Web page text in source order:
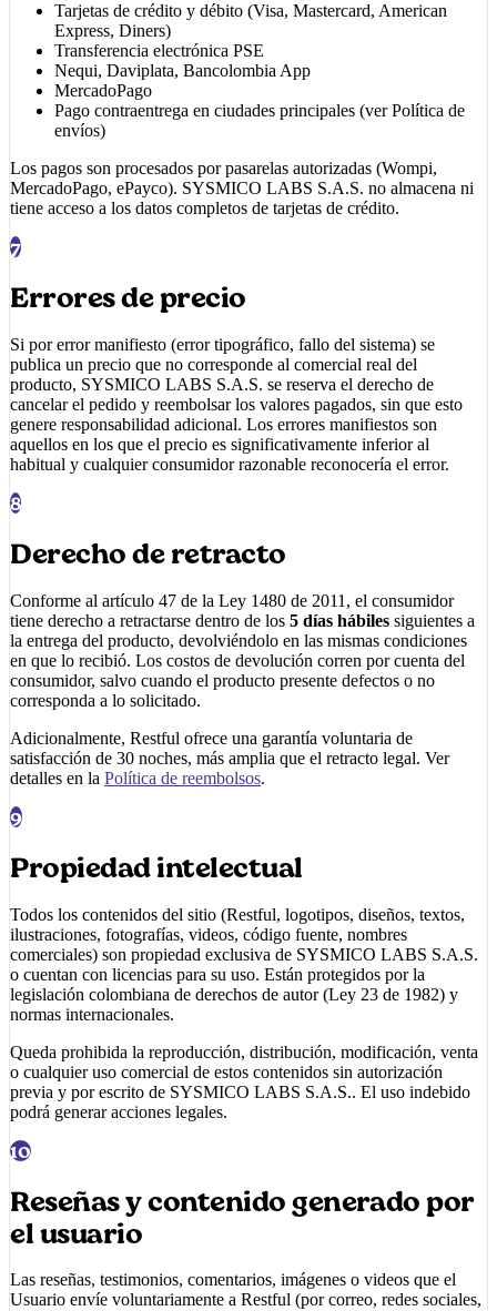
Tarjetas de crédito y débito (Visa, Mastercard, American
Express, Diners)
Transferencia electrónica PSE
Nequi, Daviplata, Bancolombia App
MercadoPago
Pago contraentrega en ciudades principales (ver Política de
envíos)
Los pagos son procesados por pasarelas autorizadas (Wompi,
MercadoPago, ePayco). SYSMICO LABS S.A.S. no almacena ni
tiene acceso a los datos completos de tarjetas de crédito.
7
Errores de precio
Si por error manifiesto (error tipográfico, fallo del sistema) se
publica un precio que no corresponde al comercial real del
producto, SYSMICO LABS S.A.S. se reserva el derecho de
cancelar el pedido y reembolsar los valores pagados, sin que esto
genere responsabilidad adicional. Los errores manifiestos son
aquellos en los que el precio es significativamente inferior al
habitual y cualquier consumidor razonable reconocería el error.
8
Derecho de retracto
Conforme al artículo 47 de la Ley 1480 de 2011, el consumidor
tiene derecho a retractarse dentro de los 5 días hábiles siguientes a
la entrega del producto, devolviéndolo en las mismas condiciones
en que lo recibió. Los costos de devolución corren por cuenta del
consumidor, salvo cuando el producto presente defectos o no
corresponda a lo solicitado.
Adicionalmente, Restful ofrece una garantía voluntaria de
satisfacción de 30 noches, más amplia que el retracto legal. Ver
detalles en la Política de reembolsos.
9
Propiedad intelectual
Todos los contenidos del sitio (Restful, logotipos, diseños, textos,
ilustraciones, fotografías, videos, código fuente, nombres
comerciales) son propiedad exclusiva de SYSMICO LABS S.A.S.
o cuentan con licencias para su uso. Están protegidos por la
legislación colombiana de derechos de autor (Ley 23 de 1982) y
normas internacionales.
Queda prohibida la reproducción, distribución, modificación, venta
o cualquier uso comercial de estos contenidos sin autorización
previa y por escrito de SYSMICO LABS S.A.S.. El uso indebido
podrá generar acciones legales.
10
Reseñas y contenido generado por
el usuario
Las reseñas, testimonios, comentarios, imágenes o videos que el
Usuario envíe voluntariamente a Restful (por correo, redes sociales,